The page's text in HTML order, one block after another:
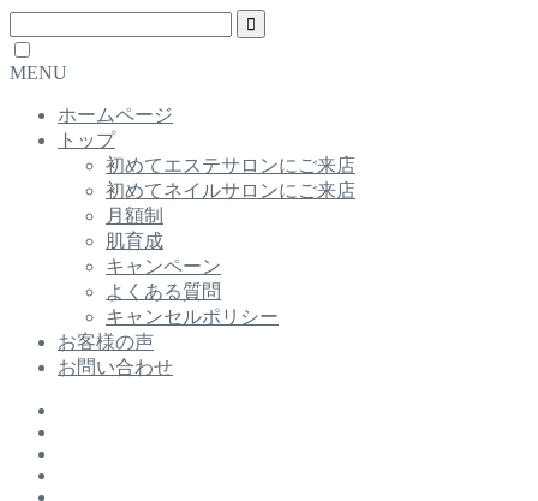
MENU
ホームページ
トップ
初めてエステサロンにご来店
初めてネイルサロンにご来店
月額制
肌育成
キャンペーン
よくある質問
キャンセルポリシー
お客様の声
お問い合わせ